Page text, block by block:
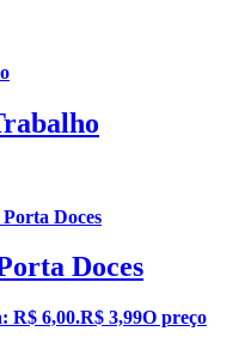
Doces
R$ 6,00.R$ 3,99O preço